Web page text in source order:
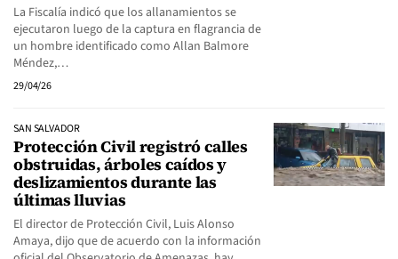
La Fiscalía indicó que los allanamientos se
ejecutaron luego de la captura en flagrancia de
un hombre identificado como Allan Balmore
Méndez,…
29/04/26
SAN SALVADOR
Protección Civil registró calles
obstruidas, árboles caídos y
deslizamientos durante las
últimas lluvias
El director de Protección Civil, Luis Alonso
Amaya, dijo que de acuerdo con la información